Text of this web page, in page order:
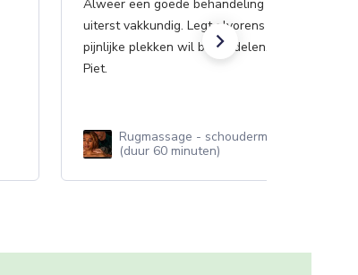
Alweer een goede behandeling gehad. Piet
uiterst vakkundig. Legt alvorens goed uit hoe
pijnlijke plekken wil behandelen. 100 punten,
Piet.
Rugmassage - schoudermassage -
(duur 60 minuten)